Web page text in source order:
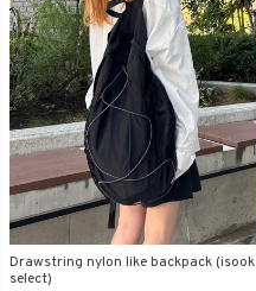
Drawstring nylon like backpack (isook
select)